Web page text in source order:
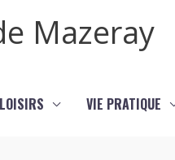
Mazeray
VIE PRATIQUE